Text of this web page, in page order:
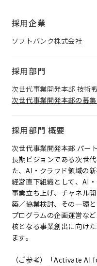
採用企業
ソフトバンク株式会社
採用部門
次世代事業開発本部 技術
次世代事業開発本部の募
採用部門 概要
次世代事業開発本部 パー
長期ビジョンである次世
た、AI・クラウド領域の新
経営直下組織として、AI
事業立ち上げ、チャネル
築／協業検討、その一環
プログラムの企画運営な
核となる事業創出に向け
ます。
（ご参考）「Activate AI